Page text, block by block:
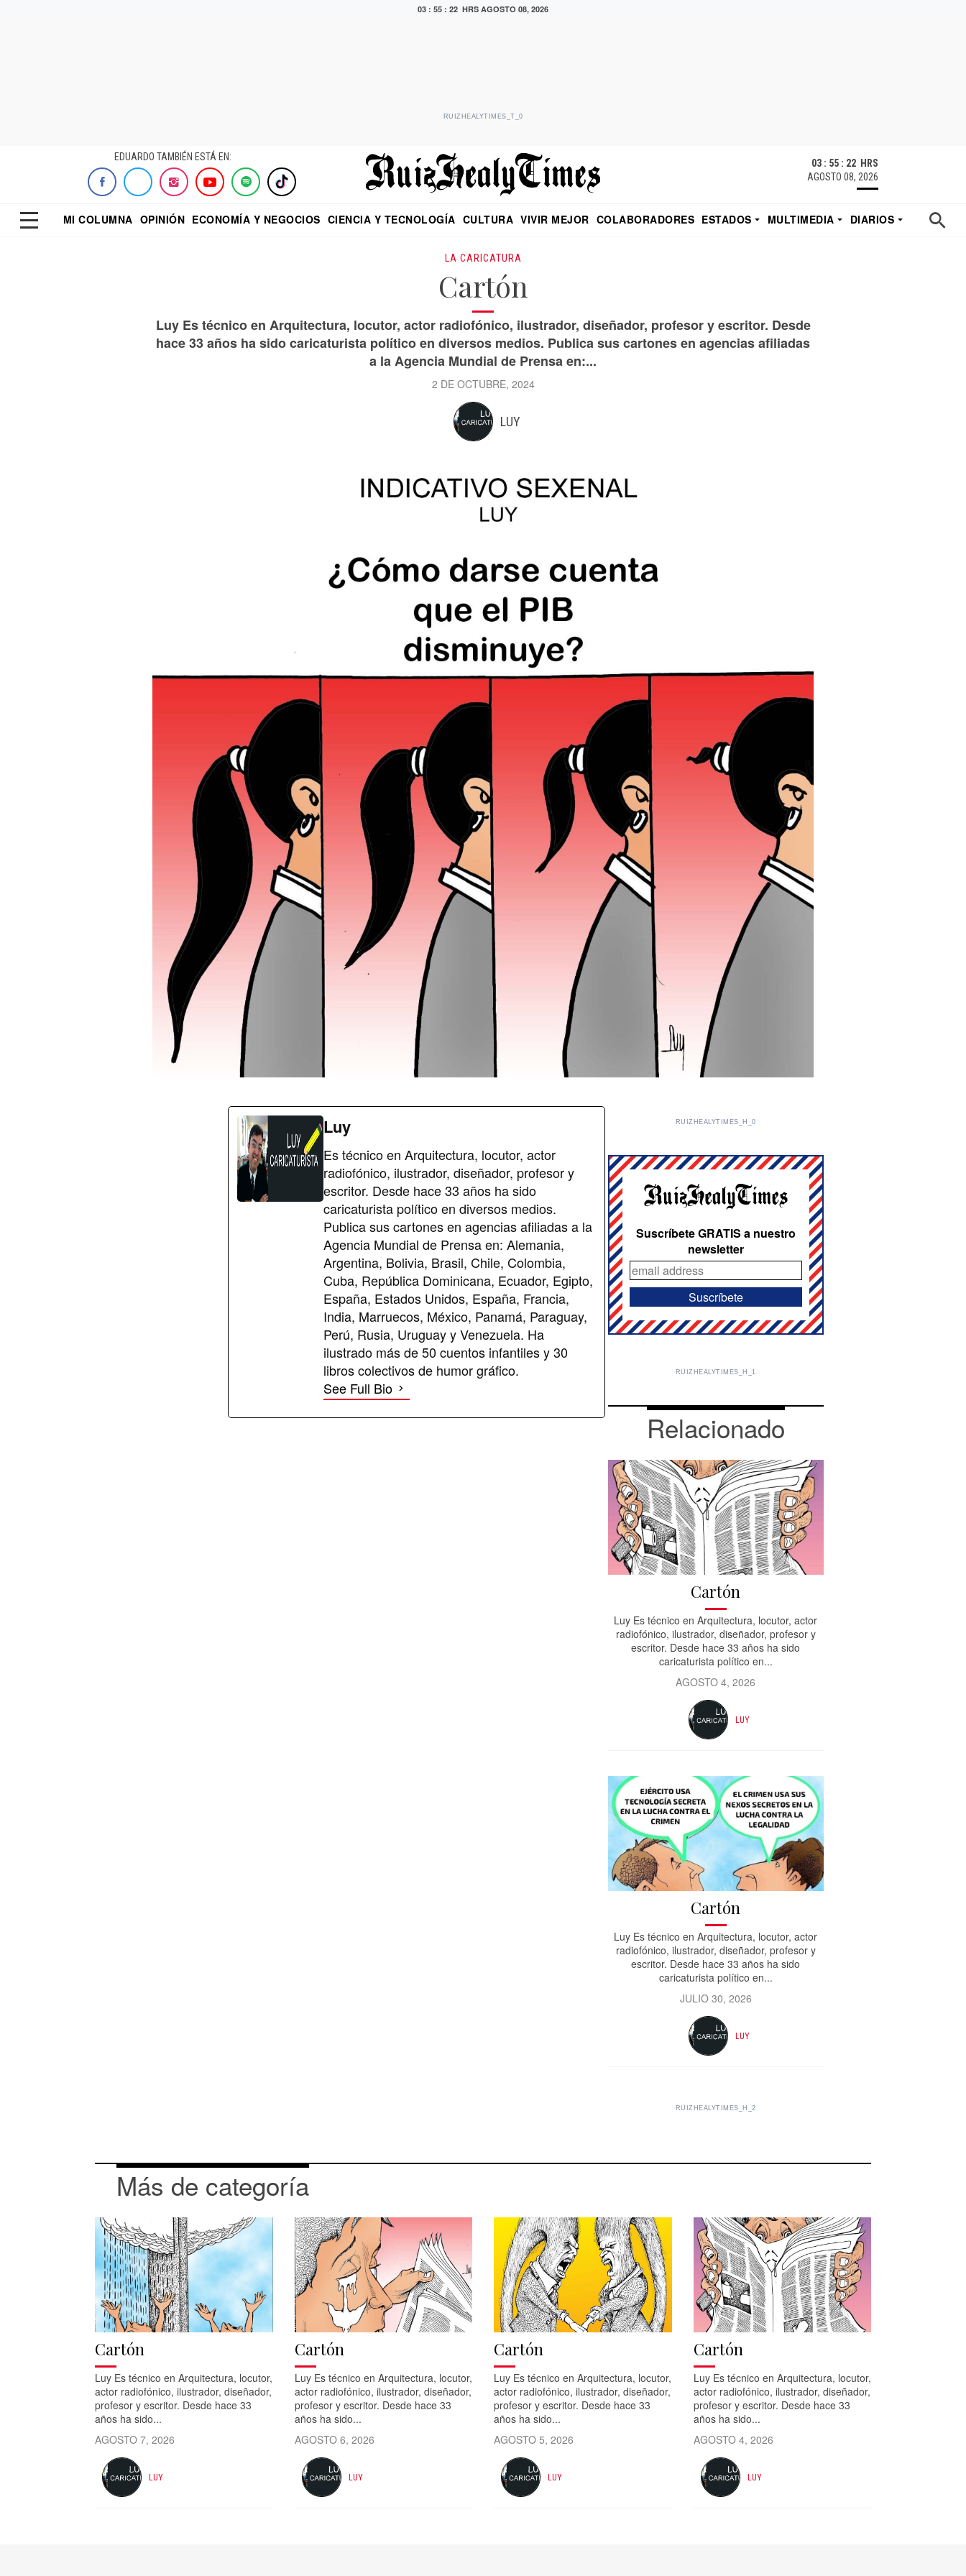
03 : 55 : 23 HRS AGOSTO 08, 2026
RUIZHEALYTIMES_T_0
EDUARDO TAMBIÉN ESTÁ EN:
03 : 55 : 23 HRS
AGOSTO 08, 2026
MI COLUMNA OPINIÓN ECONOMÍA Y NEGOCIOS CIENCIA Y TECNOLOGÍA CULTURA VIVIR MEJOR COLABORADORES ESTADOS MULTIMEDIA
DIARIOS
LA CARICATURA
Cartón
Luy Es técnico en Arquitectura, locutor, actor radiofónico, ilustrador, diseñador, profesor y escritor. Desde
hace 33 años ha sido caricaturista político en diversos medios. Publica sus cartones en agencias afiliadas
a la Agencia Mundial de Prensa en:...
2 DE OCTUBRE, 2024
LUY
Luy
Es técnico en Arquitectura, locutor, actor
radiofónico, ilustrador, diseñador, profesor y
escritor. Desde hace 33 años ha sido
caricaturista político en diversos medios.
Publica sus cartones en agencias afiliadas a la
Agencia Mundial de Prensa en: Alemania,
Argentina, Bolivia, Brasil, Chile, Colombia,
Cuba, República Dominicana, Ecuador, Egipto,
España, Estados Unidos, España, Francia,
India, Marruecos, México, Panamá, Paraguay,
Perú, Rusia, Uruguay y Venezuela. Ha
ilustrado más de 50 cuentos infantiles y 30
libros colectivos de humor gráfico.
See Full Bio
RUIZHEALYTIMES_H_0
Suscríbete GRATIS a nuestro
newsletter
RUIZHEALYTIMES_H_1
Relacionado
Cartón
Luy Es técnico en Arquitectura, locutor, actor
radiofónico, ilustrador, diseñador, profesor y
escritor. Desde hace 33 años ha sido
caricaturista político en...
AGOSTO 4, 2026
LUY
Cartón
Luy Es técnico en Arquitectura, locutor, actor
radiofónico, ilustrador, diseñador, profesor y
escritor. Desde hace 33 años ha sido
caricaturista político en...
JULIO 30, 2026
LUY
RUIZHEALYTIMES_H_2
Más de categoría
Cartón
Luy Es técnico en Arquitectura, locutor,
actor radiofónico, ilustrador, diseñador,
profesor y escritor. Desde hace 33
años ha sido...
AGOSTO 7, 2026
LUY
Cartón
Luy Es técnico en Arquitectura, locutor,
actor radiofónico, ilustrador, diseñador,
profesor y escritor. Desde hace 33
años ha sido...
AGOSTO 6, 2026
LUY
Cartón
Luy Es técnico en Arquitectura, locutor,
actor radiofónico, ilustrador, diseñador,
profesor y escritor. Desde hace 33
años ha sido...
AGOSTO 5, 2026
LUY
Cartón
Luy Es técnico en Arquitectura, locutor,
actor radiofónico, ilustrador, diseñador,
profesor y escritor. Desde hace 33
años ha sido...
AGOSTO 4, 2026
LUY